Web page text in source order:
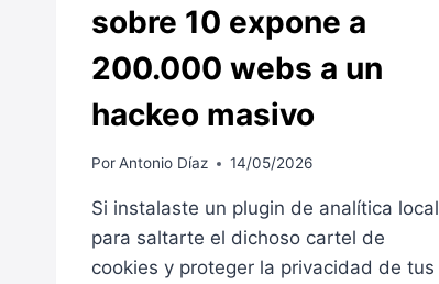
sobre 10 expone a
200.000 webs a un
hackeo masivo
PorAntonio Díaz 14/05/2026
Si instalaste un plugin de analítica local
para saltarte el dichoso cartel de
cookies y proteger la privacidad de tus